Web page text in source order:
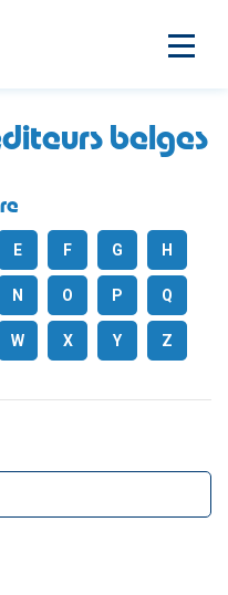
belges
E F G H
N O P Q
W X Y Z